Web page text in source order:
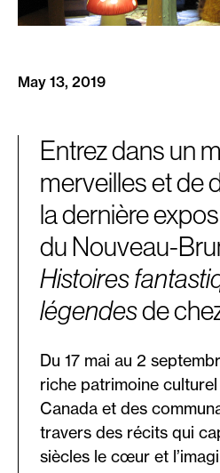
May 13, 2019
Entrez dans un
merveilles et de
la dernière
du Nouveau-
Histoires
légendesde
Du 17 mai au 2
riche patrimoine
Canada et des
travers des récits qui
siècles le cœur et